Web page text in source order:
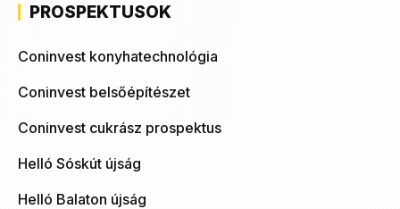
PROSPEKTUSOK
Coninvest konyhatechnológia
Coninvest belsőépítészet
Coninvest cukrász prospektus
Helló Sóskút újság
Helló Balaton újság